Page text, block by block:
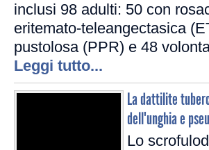
inclusi 98 adulti: 50 con
eritemato-teleangectasica
pustolosa (PPR) e 48
Leggi tutto...
La dattilite
dell'unghia e
Lo